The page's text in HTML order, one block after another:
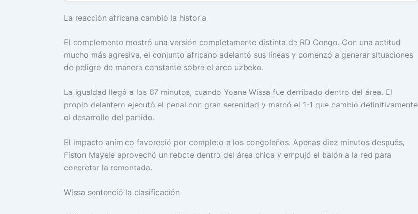
La reacción africana cambió la historia
El complemento mostró una versión completamente distinta de RD Congo. Con una actitud
mucho más agresiva, el conjunto africano adelantó sus líneas y comenzó a generar situaciones
de peligro de manera constante sobre el arco uzbeko.
La igualdad llegó a los 67 minutos, cuando Yoane Wissa fue derribado dentro del área. El
propio delantero ejecutó el penal con gran serenidad y marcó el 1-1 que cambió definitivamente
el desarrollo del partido.
El impacto anímico favoreció por completo a los congoleños. Apenas diez minutos después,
Fiston Mayele aprovechó un rebote dentro del área chica y empujó el balón a la red para
concretar la remontada.
Wissa sentenció la clasificación